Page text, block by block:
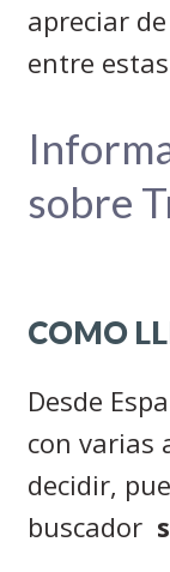
apreciar
entre
sobre
COMO
Desde
con varias
decidir,
buscador